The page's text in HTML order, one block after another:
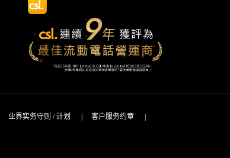
业界实务守则 / 计划 | 客户服务约章|